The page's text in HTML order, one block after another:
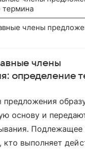
термина
члены
члены
определение
предложения
основу и
Подлежащее
кто выполняет